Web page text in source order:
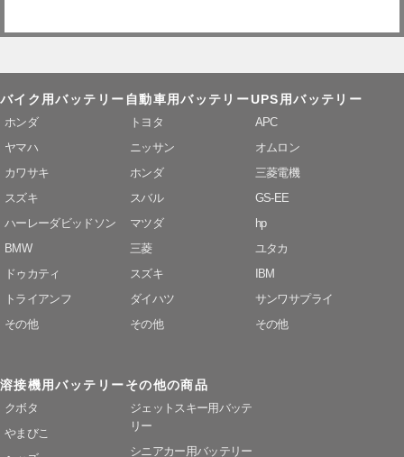
バイク用バッテリー
ホンダ
ヤマハ
カワサキ
スズキ
ハーレーダビッドソン
BMW
ドゥカティ
トライアンフ
その他
自動車用バッテリー
トヨタ
ニッサン
ホンダ
スバル
マツダ
三菱
スズキ
ダイハツ
その他
UPS用バッテリー
APC
オムロン
三菱電機
GS-EE
hp
ユタカ
IBM
サンワサプライ
その他
溶接機用バッテリー
クボタ
やまびこ
その他の商品
ジェットスキー用バッテ
リー
シニアカー用バッテリー